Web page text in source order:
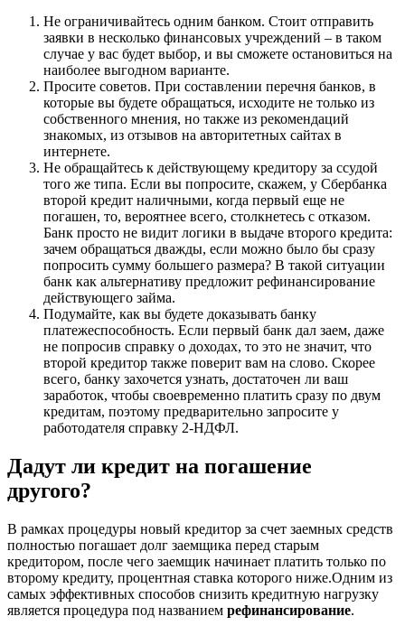
Не ограничивайтесь одним банком. Стоит отправить
заявки в несколько финансовых учреждений – в таком
случае у вас будет выбор, и вы сможете остановиться на
наиболее выгодном варианте.
Просите советов. При составлении перечня банков, в
которые вы будете обращаться, исходите не только из
собственного мнения, но также из рекомендаций
знакомых, из отзывов на авторитетных сайтах в
интернете.
Не обращайтесь к действующему кредитору за ссудой
того же типа. Если вы попросите, скажем, у Сбербанка
второй кредит наличными, когда первый еще не
погашен, то, вероятнее всего, столкнетесь с отказом.
Банк просто не видит логики в выдаче второго кредита:
зачем обращаться дважды, если можно было бы сразу
попросить сумму большего размера? В такой ситуации
банк как альтернативу предложит рефинансирование
действующего займа.
Подумайте, как вы будете доказывать банку
платежеспособность. Если первый банк дал заем, даже
не попросив справку о доходах, то это не значит, что
второй кредитор также поверит вам на слово. Скорее
всего, банку захочется узнать, достаточен ли ваш
заработок, чтобы своевременно платить сразу по двум
кредитам, поэтому предварительно запросите у
работодателя справку 2-НДФЛ.
Дадут ли кредит на погашение
другого?
В рамках процедуры новый кредитор за счет заемных средств
полностью погашает долг заемщика перед старым
кредитором, после чего заемщик начинает платить только по
второму кредиту, процентная ставка которого ниже.Одним из
самых эффективных способов снизить кредитную нагрузку
является процедура под названием рефинансирование.